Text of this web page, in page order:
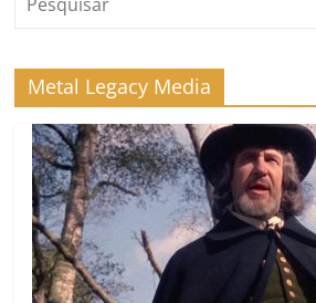
Metal Legacy Media